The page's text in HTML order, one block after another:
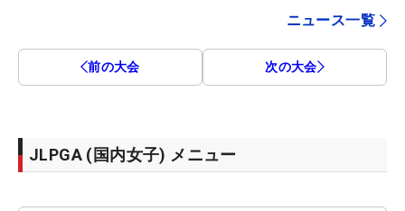
ニュース一覧
前の大会 次の大会
JLPGA (国内女子) メニュー